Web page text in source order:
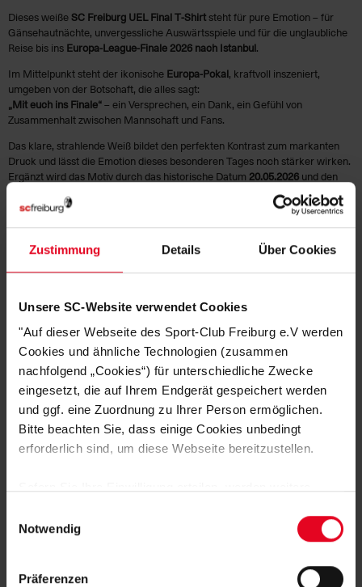
Zustimmung Details Über Cookies
Unsere SC-Website verwendet Cookies
"Auf dieser Webseite des Sport-Club Freiburg e.V werden
Cookies und ähnliche Technologien (zusammen
nachfolgend „Cookies“) für unterschiedliche Zwecke
eingesetzt, die auf Ihrem Endgerät gespeichert werden
und ggf. eine Zuordnung zu Ihrer Person ermöglichen.
Bitte beachten Sie, dass einige Cookies unbedingt
erforderlich sind, um diese Webseite bereitzustellen.
Daten von Ihnen (z.B. persönlichen Identifikatoren oder
IP-Adressen) verarbeitet werden. Durch Klicken auf den
Notwendig
Präferenzen
Dieses weiße SC Freiburg UEL Final T‑Shirt steht für pure Emotion – für
Gänsehautnächte, unvergessliche Auswärtsspiele und für die unglaubliche
Reise bis ins Europa-League‑Finale 2026 nach Istanbul.
Im Mittelpunkt steht der ikonische Europa‑Pokal, kraftvoll inszeniert,
umgeben von der Botschaft, die alles sagt:
„Mit euch ins Finale“– ein Versprechen, ein Dank, ein Gefühl von
Zusammenhalt zwischen Mannschaft und Fans.
Das klare, strahlende Weiß bildet den perfekten Kontrast zum markanten
Druck und lässt die Emotion dieses besonderen Tages noch stärker wirken.
Ergänzt wird das Motiv durch das historische Datum 20.05.2026 und den
– für alle, die diesen Weg mitgegangen sind und ihn
für immer festhalten wollen.
PRODUKTDETAILS AUF EINEN BLICK:
Final-Shirt zur UEFA Europa League 2026
Motiv: Europa‑Pokal im Zentrum
Schriftzug:„Mit euch ins Finale“
Finaldatum:20.05.2026
Austragungsort:Istanbul
Zertifizierung:Grüner Knopfund MIG-Zertifizierung – nachhaltig &
sozial verantwortungsvoll produziert
ACHTUNG: Lieferzeiten beachten!
Dieses Shirt ist nicht nur ein Kleidungsstück.